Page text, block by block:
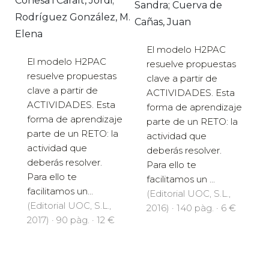
Rodríguez González, M.
Elena
El modelo H2PAC
resuelve propuestas
clave a partir de
ACTIVIDADES. Esta
forma de aprendizaje
parte de un RETO: la
actividad que
deberás resolver.
Para ello te
facilitamos un...
(Editorial UOC, S.L.,
2017) · 90 pàg. · 12 €
Sandra; Cuerva de
Cañas, Juan
El modelo H2PAC
resuelve propuestas
clave a partir de
ACTIVIDADES. Esta
forma de aprendizaje
parte de un RETO: la
actividad que
deberás resolver.
Para ello te
facilitamos un ...
(Editorial UOC, S.L.,
2016) · 140 pàg. · 6 €